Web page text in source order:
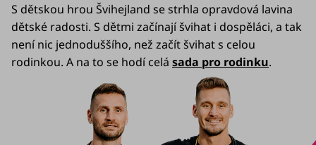
Tréninkové
doplňky
🚀
S dětskou hrou Švihejland se strhla opravdová lavina
dětské radosti. S dětmi začínají švihat i dospěláci, a tak
není nic jednoduššího, než začít švihat s celou
rodinkou. A na to se hodí celá sada pro rodinku.